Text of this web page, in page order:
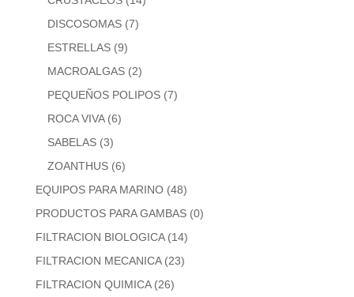
DISCOSOMAS (7)
ESTRELLAS (9)
MACROALGAS (2)
PEQUEÑOS POLIPOS (7)
ROCA VIVA (6)
SABELAS (3)
ZOANTHUS (6)
EQUIPOS PARA MARINO (48)
PRODUCTOS PARA GAMBAS (0)
FILTRACION BIOLOGICA (14)
FILTRACION MECANICA (23)
FILTRACION QUIMICA (26)